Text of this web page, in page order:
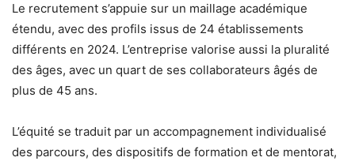
Le recrutement s’appuie sur un maillage académique
étendu, avec des profils issus de 24 établissements
différents en 2024. L’entreprise valorise aussi la pluralité
des âges, avec un quart de ses collaborateurs âgés de
plus de 45 ans.
L’équité se traduit par un accompagnement individualisé
des parcours, des dispositifs de formation et de mentorat,